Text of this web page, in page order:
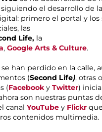
el desarrollo de
primero el portal y los
las
Life, la
, Google Arts & Culture.
han perdido en la calle,
(Second Life), otras
(Facebook y Twitter)
son nuestras puntas
canal YouTube y Flickr
contenidos multimedia.